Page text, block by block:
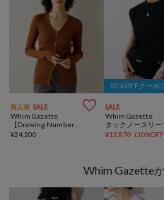
再入荷 SALE 
Whim Gazette
¥24,200
10％OFFクーポ
SALE
Whim Gazette
¥12,870 (10%OFF
Whim Gazette